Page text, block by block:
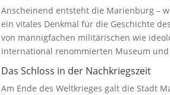
Anscheinend entsteht die Marienburg –
ein vitales Denkmal für die Geschichte
von mannigfachen militärischen wie
international renommierten Museum
Das Schloss in der Nachkriegszeit
Am Ende des Weltkrieges galt die Stadt